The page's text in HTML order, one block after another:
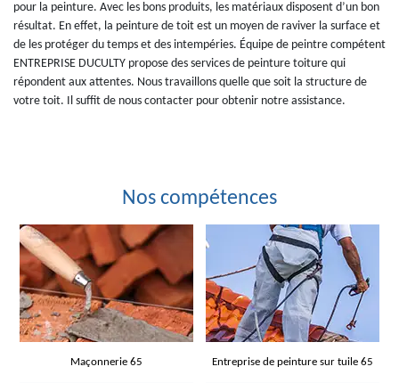
pour la peinture. Avec les bons produits, les matériaux disposent d’un bon
résultat. En effet, la peinture de toit est un moyen de raviver la surface et
de les protéger du temps et des intempéries. Équipe de peintre compétent
ENTREPRISE DUCULTY propose des services de peinture toiture qui
répondent aux attentes. Nous travaillons quelle que soit la structure de
votre toit. Il suffit de nous contacter pour obtenir notre assistance.
Nos compétences
Maçonnerie 65 Entreprise de peinture sur tuile 65